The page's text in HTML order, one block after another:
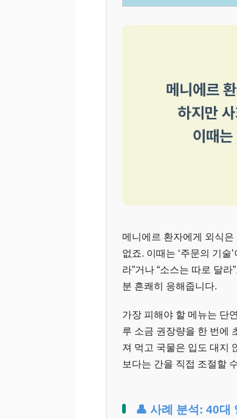
메니에르 환자에게 외식
없죠. 이때는 ‘주문의 기술
라”거나 “소스는 따로 달
분 흔쾌히 응해줍니다.
가장 피해야 할 메뉴는 단
루 소금 권장량을 한 번에
져 먹고 국물은 입도 대지
보다는 간을 직접 조절할
👤 사례 분석: 40대